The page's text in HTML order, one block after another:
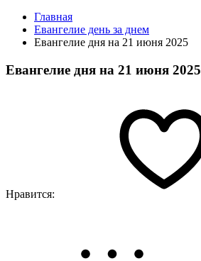
Главная
Евангелие день за днем
Евангелие дня на 21 июня 2025
Евангелие дня на 21 июня 2025
Нравится: